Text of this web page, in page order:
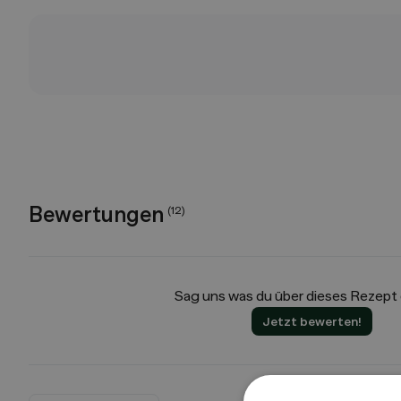
Bewertungen (12)
Sag uns was du über dieses
Jetzt bewerten!